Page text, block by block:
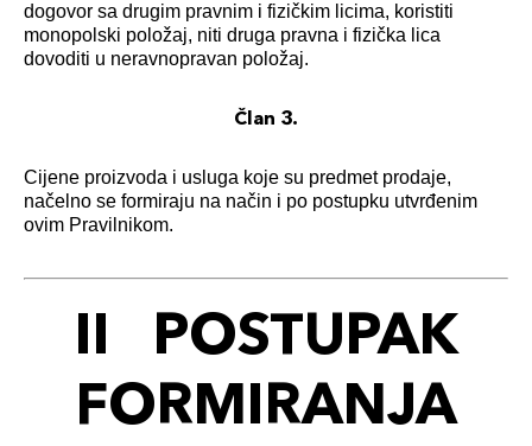
dogovor sa drugim pravnim i fizičkim licima, koristiti
monopolski položaj, niti druga pravna i fizička lica
dovoditi u neravnopravan položaj.
Član 3.
Cijene proizvoda i usluga koje su predmet prodaje,
načelno se formiraju na način i po postupku utvrđenim
ovim Pravilnikom.
II POSTUPAK
FORMIRANJA